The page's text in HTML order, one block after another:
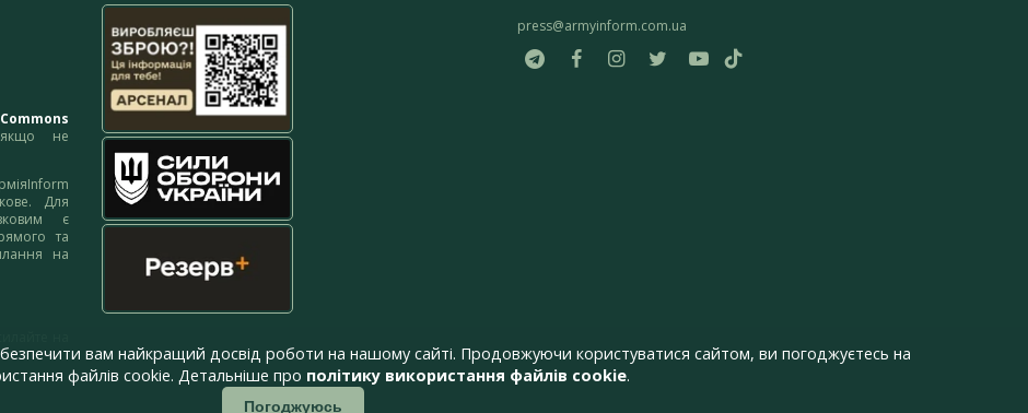
не
Для
є
та
на
press@armyinform.com.ua
вам найкращий досвід роботи на нашому сайті. Продовжуючи користуватися сайтом, ви погоджуєтесь на
файлів cookie. Детальніше про політику використання файлів cookie.
Погоджуюсь